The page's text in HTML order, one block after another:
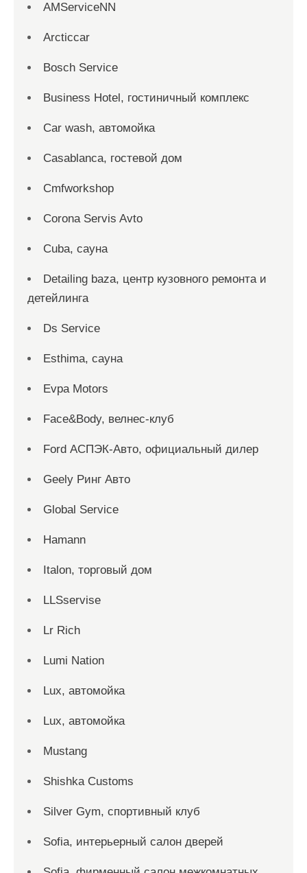
AMServiceNN
Arcticcar
Bosch Service
Business Hotel, гостиничный комплекс
Car wash, автомойка
Casablanca, гостевой дом
Cmfworkshop
Corona Servis Avto
Cuba, сауна
Detailing baza, центр кузовного ремонта и
детейлинга
Ds Service
Esthima, сауна
Evpa Motors
Face&Body, велнес-клуб
Ford АСПЭК-Авто, официальный дилер
Geely Ринг Авто
Global Service
Hamann
Italon, торговый дом
LLSservise
Lr Rich
Lumi Nation
Lux, автомойка
Lux, автомойка
Mustang
Shishka Customs
Silver Gym, спортивный клуб
Sofia, интерьерный салон дверей